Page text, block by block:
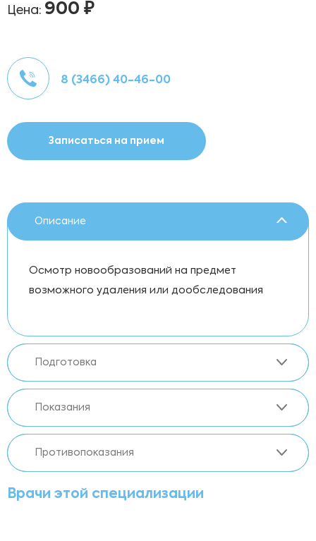
Цена: 900 ₽
8 (3466) 40-46-00
Записаться на прием
Описание
Осмотр новообразований на предмет
возможного удаления или дообследования
Подготовка
Показания
Противопоказания
Врачи этой специализации